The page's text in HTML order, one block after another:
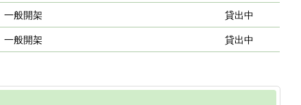
一般開架 貸出中
一般開架 貸出中